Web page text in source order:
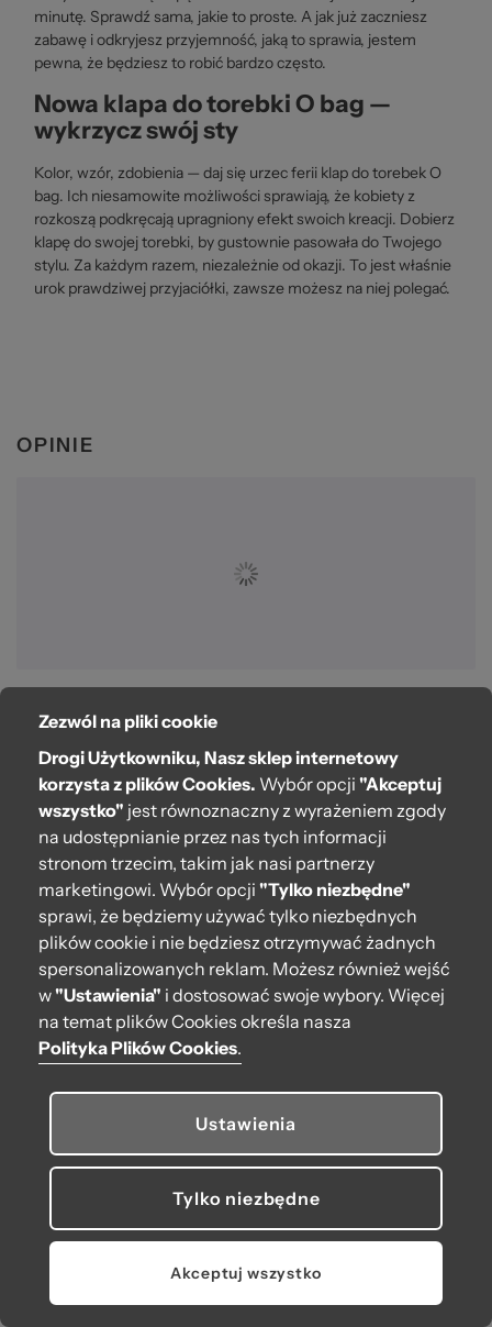
minutę. Sprawdź sama, jakie to proste. A jak już zaczniesz
zabawę i odkryjesz przyjemność, jaką to sprawia, jestem
pewna, że będziesz to robić bardzo często.
Nowa klapa do torebki O bag —
wykrzycz swój sty
Kolor, wzór, zdobienia — daj się urzec ferii klap do torebek O
bag. Ich niesamowite możliwości sprawiają, że kobiety z
rozkoszą podkręcają upragniony efekt swoich kreacji. Dobierz
klapę do swojej torebki, by gustownie pasowała do Twojego
stylu. Za każdym razem, niezależnie od okazji. To jest właśnie
urok prawdziwej przyjaciółki, zawsze możesz na niej polegać.
OPINIE
O bag
Pomoc
Moje O bag
Kontakt
222 571 414
bok@obagstore.pl
WhatsApp O bag Polska
Pon.-pt. w godz 08:00 - 16:00
Obserwuj nas
© 2026 O bag. Wszelkie prawa zastrzeżone.
U nas płacisz, jak lubisz:
Zezwól na pliki cookie
Drogi Użytkowniku, Nasz sklep internetowy
korzysta z plików Cookies. Wybór opcji "Akceptuj
wszystko" jest równoznaczny z wyrażeniem zgody
na udostępnianie przez nas tych informacji
stronom trzecim, takim jak nasi partnerzy
marketingowi. Wybór opcji "Tylko niezbędne"
sprawi, że będziemy używać tylko niezbędnych
plików cookie i nie będziesz otrzymywać żadnych
spersonalizowanych reklam. Możesz również wejść
w"Ustawienia" i dostosować swoje wybory. Więcej
na temat plików Cookies określa nasza
Polityka Plików Cookies.
Ustawienia
Tylko niezbędne
Akceptuj wszystko